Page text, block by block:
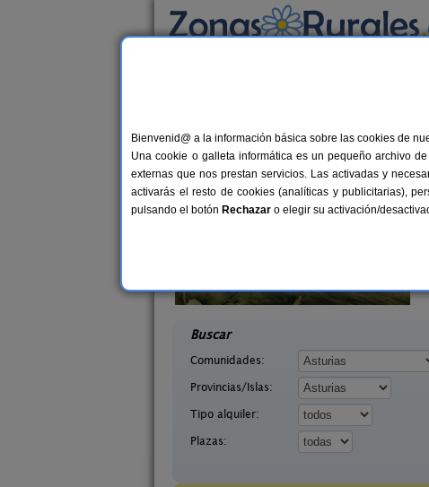
Casas Rurales cerca de
18 €
Buscar
Comunidades:
Provincias/Islas:
Tipo alquiler:
Plazas:
Bienvenid@ a la información básica sobre las cookies de
Una cookie o galleta informática es un pequeño archivo
externas que nos prestan servicios. Las activadas y
activarás el resto de cookies (analíticas y publicitarias),
pulsando el botón Rechazar o elegir su activación/